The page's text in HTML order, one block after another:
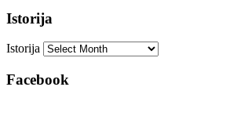
Istorija
Istorija
Facebook